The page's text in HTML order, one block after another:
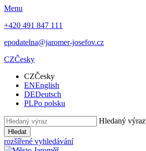
Menu
+420 491 847 111
epodatelna@jaromer-josefov.cz
CZČesky
CZČesky
ENEnglish
DEDeutsch
PLPo polsku
Hledaný výraz
Hledat
rozšířené vyhledávání